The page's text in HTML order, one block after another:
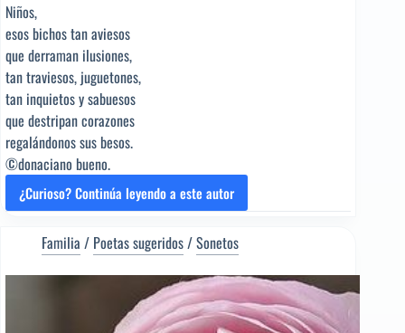
Niños,
esos bichos tan aviesos
que derraman ilusiones,
tan traviesos, juguetones,
tan inquietos y sabuesos
que destripan corazones
regalándonos sus besos.
©donaciano bueno.
¿Curioso? Continúa leyendo a este autor
NIÑOS…
del
Editor]
Ricardo
Molina
[Poeta
Familia / Poetas sugeridos/Sonetos